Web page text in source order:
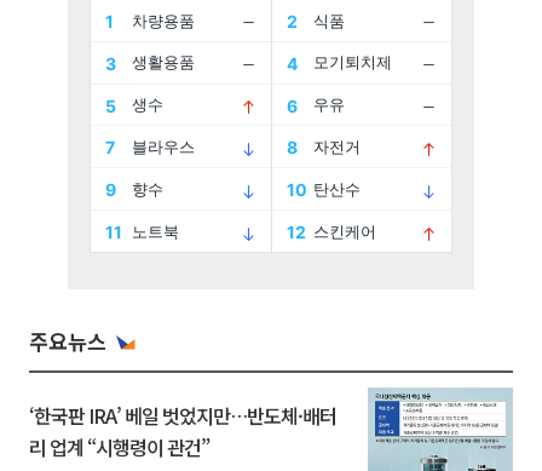
주요뉴스
‘한국판 IRA’ 베일 벗었지만…반도체·배터
리 업계 “시행령이 관건”